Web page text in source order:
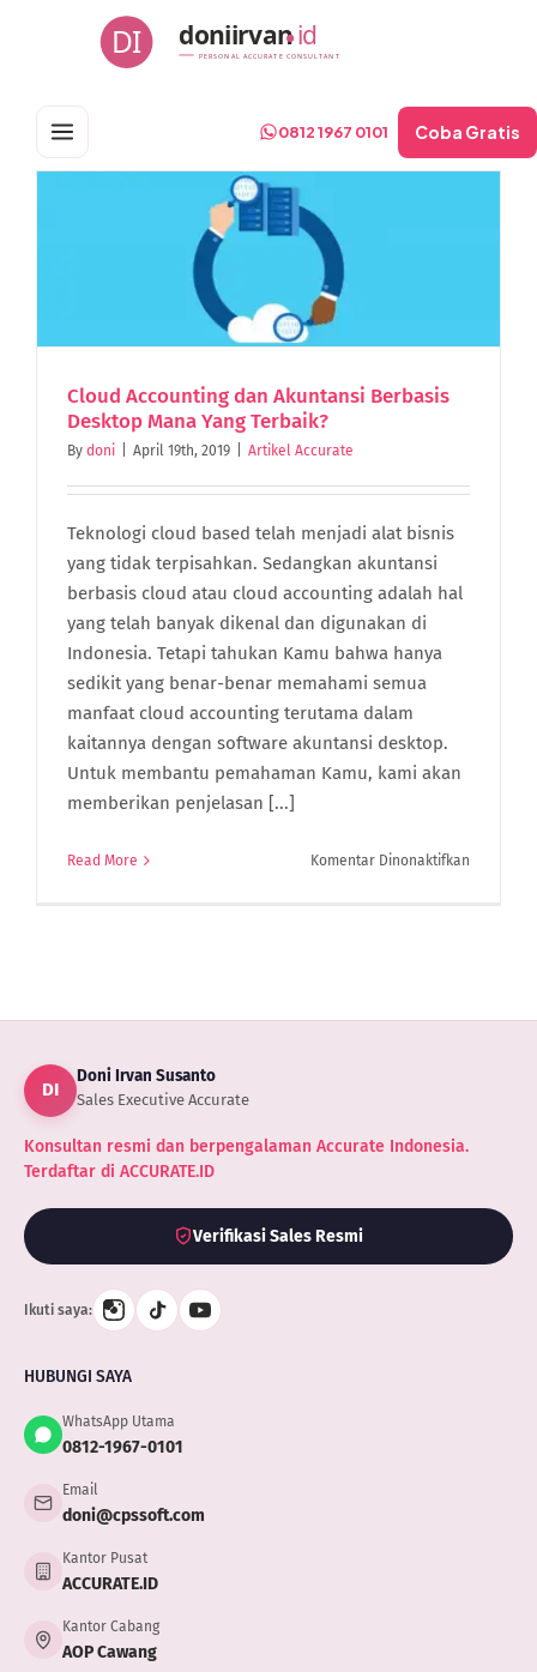
DI doniirvanid
PERSONAL ACCURATE CONSULTANT
0812 1967 0101 Coba Gratis
Cloud Accounting dan Akuntansi Berbasis
Desktop Mana Yang Terbaik?
By doni April 19th, 2019 Artikel Accurate
Teknologi cloud based telah menjadi alat bisnis
yang tidak terpisahkan. Sedangkan akuntansi
berbasis cloud atau cloud accounting adalah hal
yang telah banyak dikenal dan digunakan di
Indonesia. Tetapi tahukan Kamu bahwa hanya
sedikit yang benar-benar memahami semua
manfaat cloud accounting terutama dalam
kaitannya dengan software akuntansi desktop.
Untuk membantu pemahaman Kamu, kami akan
memberikan penjelasan [...]
Read More Komentar Dinonaktifkan
DI
Doni Irvan Susanto
Sales Executive Accurate
Konsultan resmi dan berpengalaman Accurate Indonesia.
Terdaftar di ACCURATE.ID
Verifikasi Sales Resmi
Ikuti saya:
HUBUNGI SAYA
WhatsApp Utama
0812-1967-0101
Email
doni@cpssoft.com
Kantor Pusat
ACCURATE.ID
Kantor Cabang
AOP Cawang